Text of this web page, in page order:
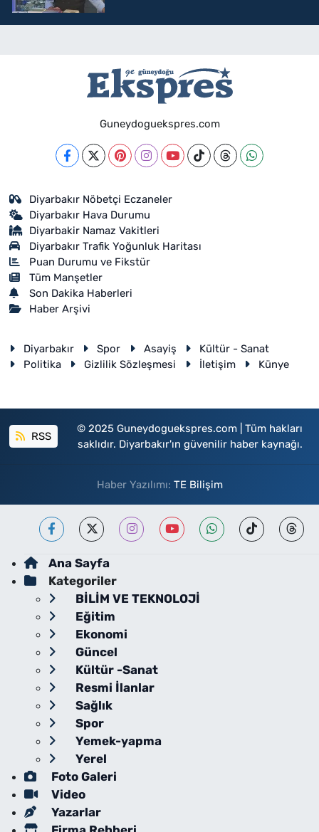
Guneydoguekspres.com
Diyarbakır Nöbetçi Eczaneler
Diyarbakır Hava Durumu
Diyarbakir Namaz Vakitleri
Diyarbakır Trafik Yoğunluk Haritası
Puan Durumu ve Fikstür
Tüm Manşetler
Son Dakika Haberleri
Haber Arşivi
Diyarbakır Spor Asayiş
Kültür - Sanat
Politika
Gizlilik Sözleşmesi İletişim Künye
RSS
© 2025 Guneydoguekspres.com | Tüm hakları
saklıdır. Diyarbakır'ın güvenilir haber kaynağı.
Haber Yazılımı: TE Bilişim
Ana Sayfa
Kategoriler
BİLİM VE TEKNOLOJİ
Eğitim
Ekonomi
Güncel
Kültür -Sanat
Resmi İlanlar
Sağlık
Spor
Yemek-yapma
Yerel
Foto Galeri
Video
Yazarlar